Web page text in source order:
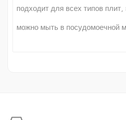
подходит для всех типов плит,
можно мыть в посудомоечной